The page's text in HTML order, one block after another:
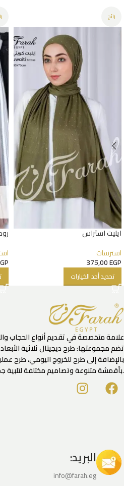
رائج
ايليت استراس
استرسات
375,00EGP
تحديد أحد الخيارات
علامة متخصصة في تقديم أنواع الحجاب
تضم مجموعتها: طرح ديجيتال ثلاثية
بالإضافة إلى طرح للخروج اليومي، طرح
.بأقمشة متنوعة وتصاميم مختلفة لتلبية
البريد:
info@farah.eg